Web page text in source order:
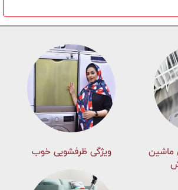
ماشين
ویژگی ظرفشویی خوب